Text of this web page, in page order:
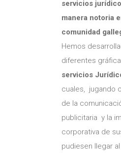
servicios
manera notoria
comunidad
Hemos
diferentes
servicios
cuales, jugando
de la
publicitaria y la
corporativa de
pudiesen llegar